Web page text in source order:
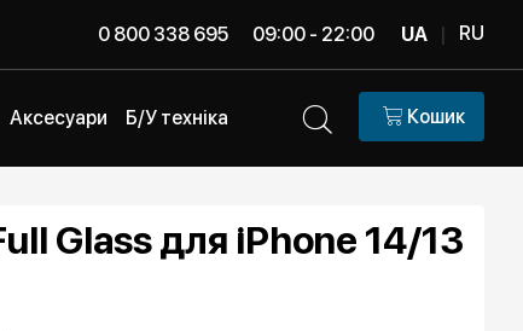
0 800 338 695 09:00 - 22:00 UA | RU
Аксесуари Б/У техніка Кошик
Glass для iPhone 14/13